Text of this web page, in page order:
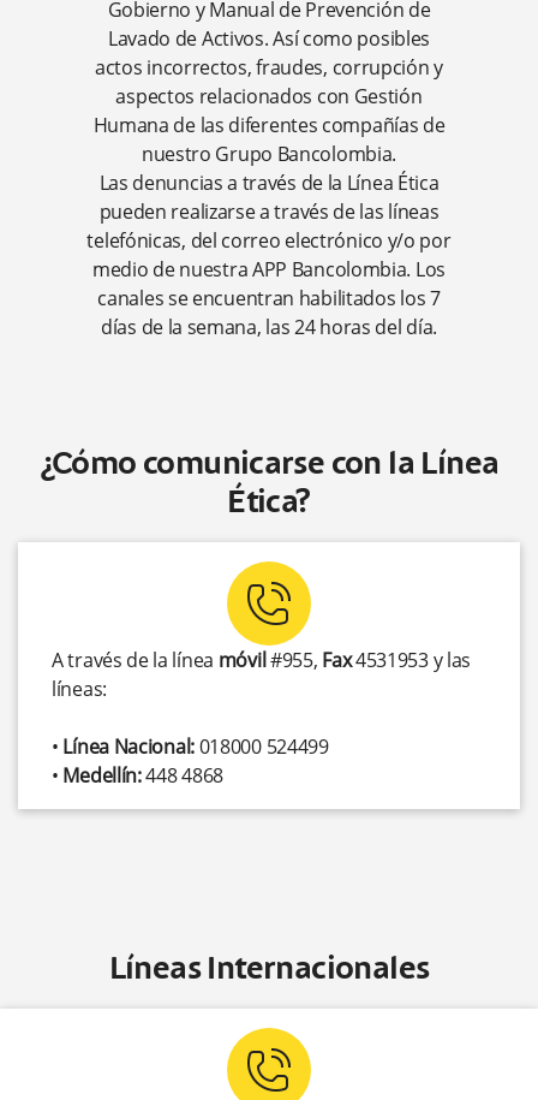
Gobierno y Manual de Prevención de
Lavado de Activos. Así como posibles
actos incorrectos, fraudes, corrupción y
aspectos relacionados con Gestión
Humana de las diferentes compañías de
nuestro Grupo Bancolombia.
Las denuncias a través de la Línea Ética
pueden realizarse a través de las líneas
telefónicas, del correo electrónico y/o por
medio de nuestra APP Bancolombia. Los
canales se encuentran habilitados los 7
días de la semana, las 24 horas del día.
¿Cómo comunicarse con la Línea
Ética?
phone-contact
A través de la línea móvil#955, Fax4531953 y las
líneas:
• Línea Nacional:018000 524499
• Medellín:448 4868
Líneas Internacionales
phone-contact